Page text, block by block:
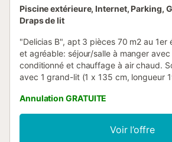
Piscine extérieure, Internet, Parking,
Draps de lit
"Delicias B", apt 3 pièces 70 m2 au
et agréable: séjour/salle à manger
conditionné et chauffage à air chaud.
avec 1 grand-lit (1 x 135 cm, longueur
longueur 190 cm), air-conditionné et
ouverte (four, lave-vaisselle, 4
congélateur, cafetière électrique).
Balcon 17 m2. Meubles de terrasse.
Annulation GRATUITE
Voir l’offre